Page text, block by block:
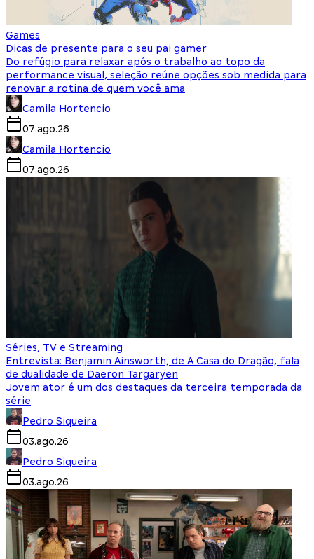
Games
Dicas de presente para o seu pai gamer
Do refúgio para relaxar após o trabalho ao topo da
performance visual, seleção reúne opções sob medida para
renovar a rotina de quem você ama
Camila Hortencio
07.ago.26
Camila Hortencio
07.ago.26
Séries, TV e Streaming
Entrevista: Benjamin Ainsworth, de A Casa do Dragão, fala
de dualidade de Daeron Targaryen
Jovem ator é um dos destaques da terceira temporada da
série
Pedro Siqueira
03.ago.26
Pedro Siqueira
03.ago.26